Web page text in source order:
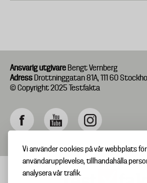
Vi använder cookies på vår webbplats
användarupplevelse, tillhandahålla
analysera vår trafik.
Ansvarig utgivare Bengt Vernberg
Adress Drottninggatan 81A, 111 60
© Copyright 2025 Testfakta